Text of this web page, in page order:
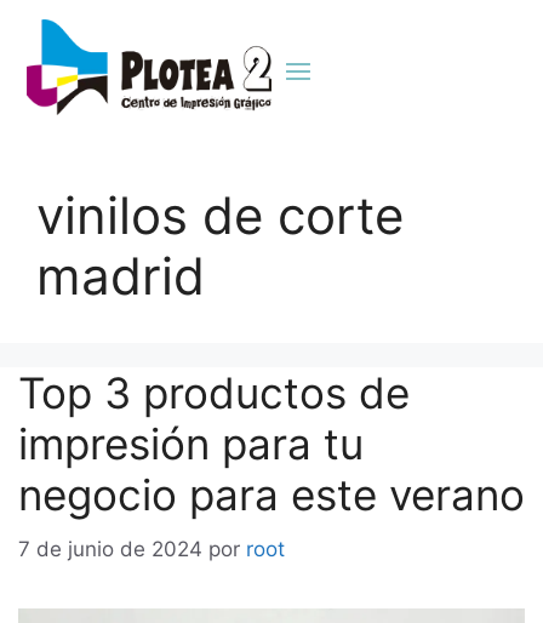
vinilos de corte
madrid
Top 3 productos de
impresión para tu
negocio para este verano
7 de junio de 2024 por root